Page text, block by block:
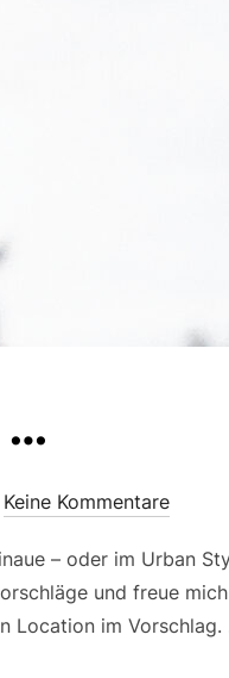
…
Keine Kommentare
– oder im Urban
und freue
Location im